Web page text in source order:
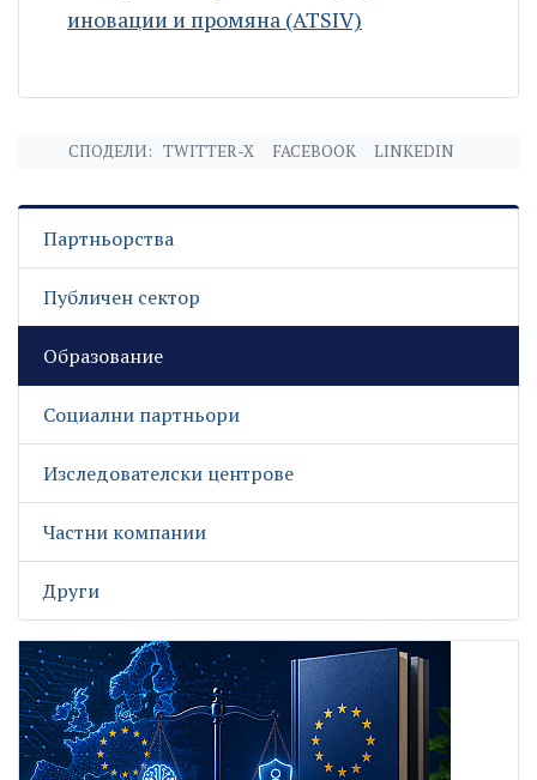
иновации и промяна (ATSIV)
СПОДЕЛИ: TWITTER-X FACEBOOK LINKEDIN
Партньорства
Публичен сектор
Образование
Социални партньори
Изследователски центрове
Частни компании
Други